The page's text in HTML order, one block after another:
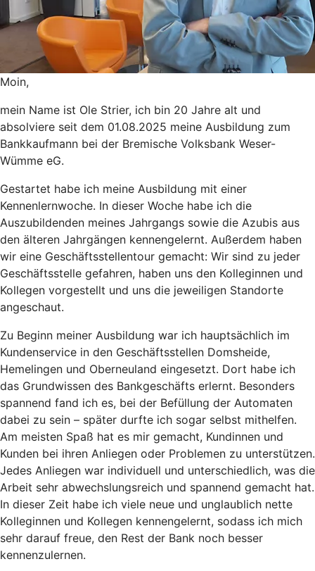
Moin,
mein Name ist Ole Strier, ich bin 20 Jahre alt und
absolviere seit dem 01.08.2025 meine Ausbildung zum
Bankkaufmann bei der Bremische Volksbank Weser-
Wümme eG.
Gestartet habe ich meine Ausbildung mit einer
Kennenlernwoche. In dieser Woche habe ich die
Auszubildenden meines Jahrgangs sowie die Azubis aus
den älteren Jahrgängen kennengelernt. Außerdem haben
wir eine Geschäftsstellentour gemacht: Wir sind zu jeder
Geschäftsstelle gefahren, haben uns den Kolleginnen und
Kollegen vorgestellt und uns die jeweiligen Standorte
angeschaut.
Zu Beginn meiner Ausbildung war ich hauptsächlich im
Kundenservice in den Geschäftsstellen Domsheide,
Hemelingen und Oberneuland eingesetzt. Dort habe ich
das Grundwissen des Bankgeschäfts erlernt. Besonders
spannend fand ich es, bei der Befüllung der Automaten
dabei zu sein – später durfte ich sogar selbst mithelfen.
Am meisten Spaß hat es mir gemacht, Kundinnen und
Kunden bei ihren Anliegen oder Problemen zu unterstützen.
Jedes Anliegen war individuell und unterschiedlich, was die
Arbeit sehr abwechslungsreich und spannend gemacht hat.
In dieser Zeit habe ich viele neue und unglaublich nette
Kolleginnen und Kollegen kennengelernt, sodass ich mich
sehr darauf freue, den Rest der Bank noch besser
kennenzulernen.